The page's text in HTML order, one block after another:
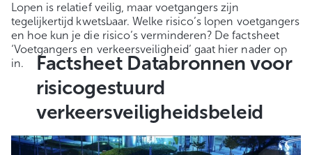
Lopen is relatief veilig, maar voetgangers zijn
tegelijkertijd kwetsbaar. Welke risico’s lopen voetgangers
en hoe kun je die risico’s verminderen? De factsheet
‘Voetgangers en verkeersveiligheid’ gaat hier nader op
in.
Factsheet Databronnen voor
risicogestuurd
verkeersveiligheidsbeleid